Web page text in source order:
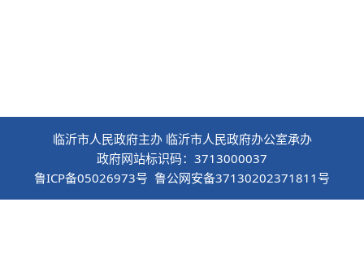
临沂市人民政府主办 临沂市人民政府办公室承办
政府网站标识码：3713000037
鲁ICP备05026973号 鲁公网安备37130202371811号